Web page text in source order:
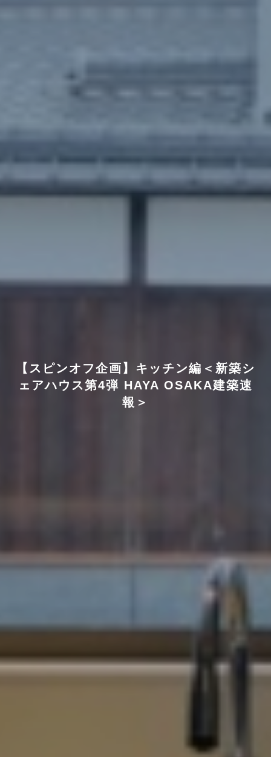
【スピンオフ企画】キッチン編＜新築シ
ェアハウス第4弾 HAYA OSAKA建築速
報＞